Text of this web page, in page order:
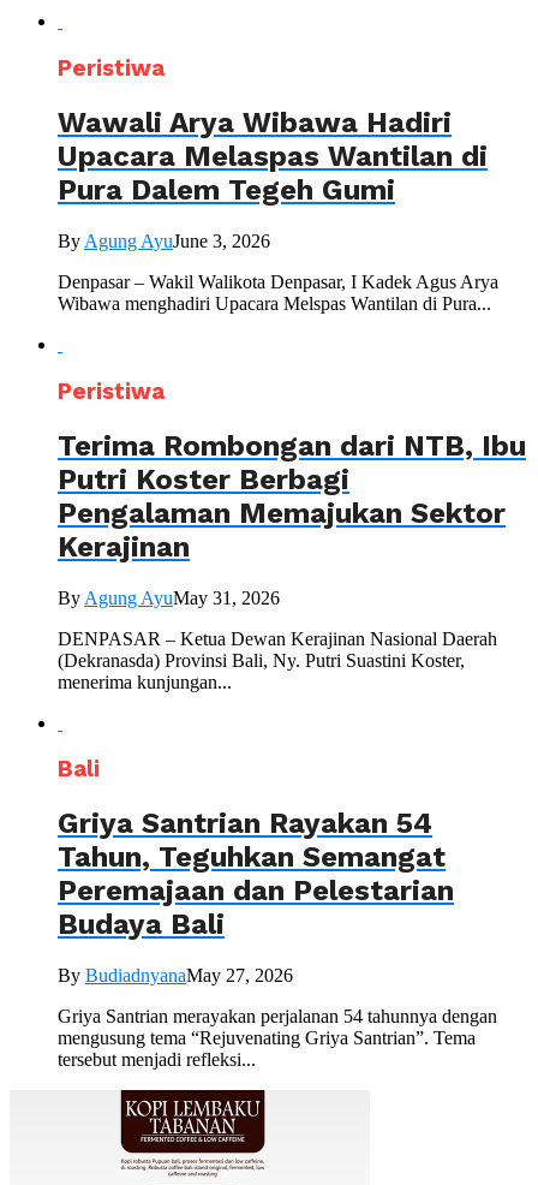
Peristiwa
Wawali Arya Wibawa Hadiri
Upacara Melaspas Wantilan di
Pura Dalem Tegeh Gumi
By Agung AyuJune 3, 2026
Denpasar – Wakil Walikota Denpasar, I Kadek Agus Arya
Wibawa menghadiri Upacara Melspas Wantilan di Pura...
Peristiwa
Terima Rombongan dari NTB, Ibu
Putri Koster Berbagi
Pengalaman Memajukan Sektor
Kerajinan
By Agung AyuMay 31, 2026
DENPASAR – Ketua Dewan Kerajinan Nasional Daerah
(Dekranasda) Provinsi Bali, Ny. Putri Suastini Koster,
menerima kunjungan...
Bali
Griya Santrian Rayakan 54
Tahun, Teguhkan Semangat
Peremajaan dan Pelestarian
Budaya Bali
By BudiadnyanaMay 27, 2026
Griya Santrian merayakan perjalanan 54 tahunnya dengan
mengusung tema “Rejuvenating Griya Santrian”. Tema
tersebut menjadi refleksi...